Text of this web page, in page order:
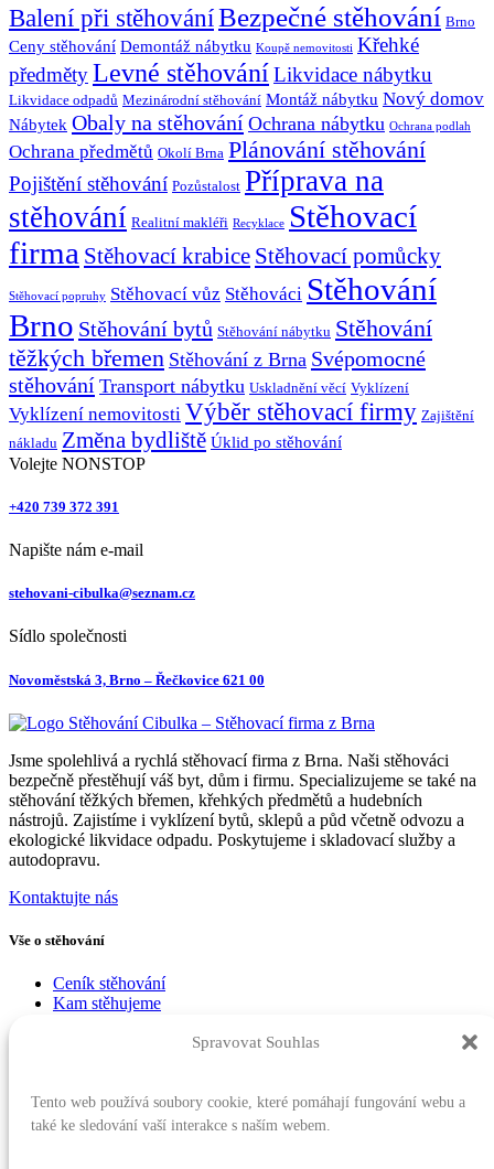
Spravovat Souhlas
Tento web používá soubory cookie, které pomáhají fungování webu a
také ke sledování vaší interakce s naším webem.
Balení při stěhováníBezpečné stěhování Brno
Ceny stěhování Demontáž nábytku Koupě nemovitosti Křehké
předmětyLevné stěhováníLikvidace nábytku
Likvidace odpadů Mezinárodní stěhování Montáž nábytku Nový domov
Nábytek Obaly na stěhování Ochrana nábytku Ochrana podlah
Ochrana předmětů Okolí Brna Plánování stěhování
Pojištění stěhování Pozůstalost Příprava na
stěhování Realitní makléři Recyklace Stěhovací
firma Stěhovací krabice Stěhovací pomůcky
Stěhovací popruhy Stěhovací vůz Stěhováci Stěhování
Brno Stěhování bytů Stěhování nábytku Stěhování
těžkých břemen Stěhování z Brna Svépomocné
stěhování Transport nábytku Uskladnění věcí Vyklízení
Vyklízení nemovitosti Výběr stěhovací firmy Zajištění
nákladu Změna bydliště Úklid po stěhování
Volejte NONSTOP
+420 739 372 391
Napište nám e-mail
stehovani-cibulka@seznam.cz
Sídlo společnosti
Novoměstská 3, Brno – Řečkovice 621 00
Jsme spolehlivá a rychlá stěhovací firma z Brna. Naši stěhováci
bezpečně přestěhují váš byt, dům i firmu. Specializujeme se také na
stěhování těžkých břemen, křehkých předmětů a hudebních
nástrojů. Zajistíme i vyklízení bytů, sklepů a půd včetně odvozu a
ekologické likvidace odpadu. Poskytujeme i skladovací služby a
autodopravu.
Kontaktujte nás
Vše o stěhování
Ceník stěhování
Kam stěhujeme
Stěhování bytů